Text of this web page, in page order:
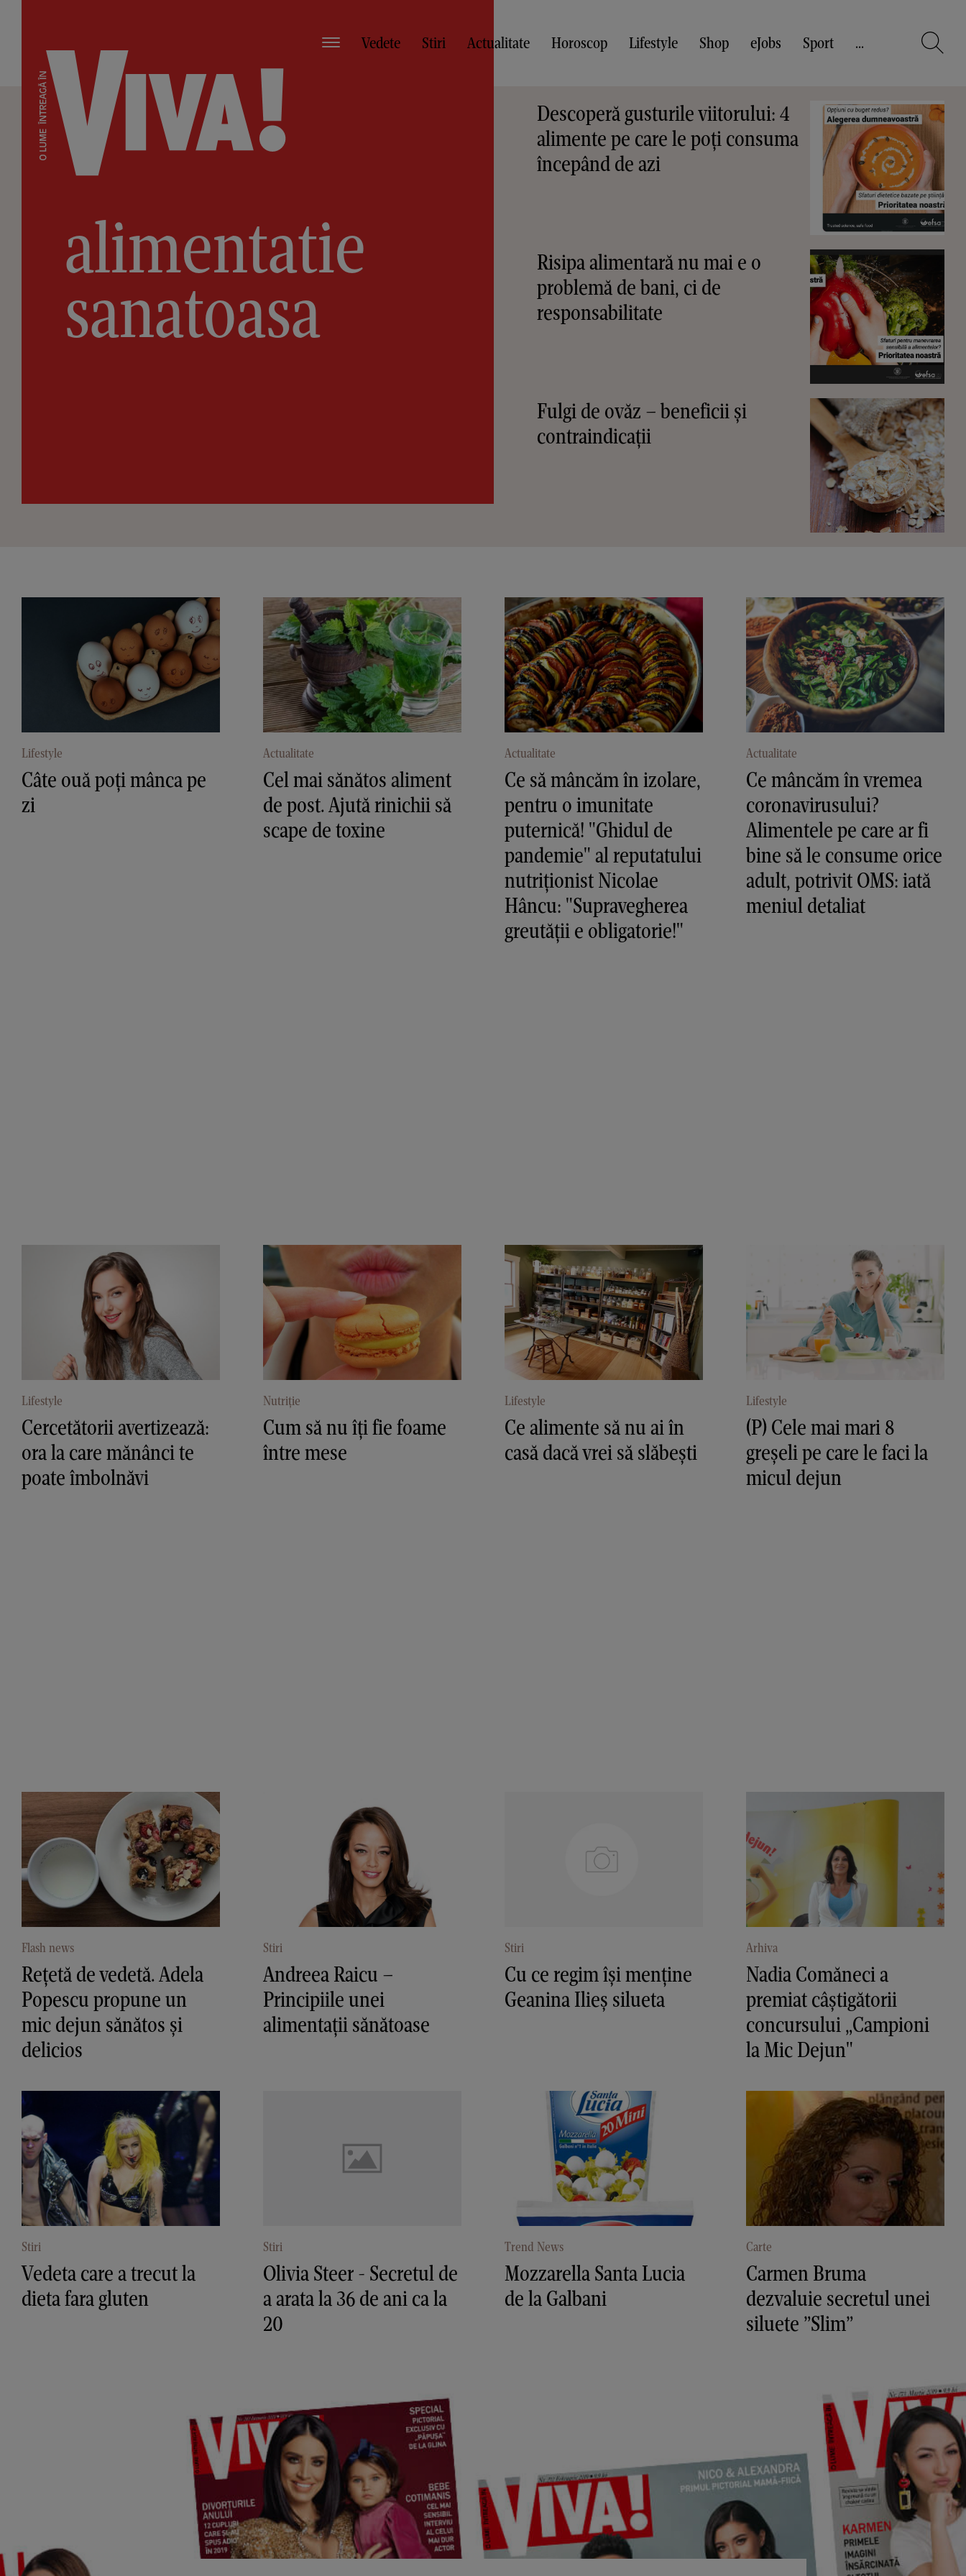
Vedete Stiri Actualitate Horoscop Lifestyle Shop eJobs Sport ...
alimentatie
sanatoasa
Descoperă gusturile viitorului: 4
alimente pe care le poți consuma
începând de azi
Risipa alimentară nu mai e o
problemă de bani, ci de
responsabilitate
Fulgi de ovăz – beneficii și
contraindicații
Lifestyle
Câte ouă poți mânca pe
zi
Actualitate
Cel mai sănătos aliment
de post. Ajută rinichii să
scape de toxine
Actualitate
Ce să mâncăm în izolare,
pentru o imunitate
puternică! "Ghidul de
pandemie" al reputatului
nutriționist Nicolae
Hâncu: "Supravegherea
greutății e obligatorie!"
Actualitate
Ce mâncăm în vremea
coronavirusului?
Alimentele pe care ar fi
bine să le consume orice
adult, potrivit OMS: iată
meniul detaliat
Lifestyle
Cercetătorii avertizează:
ora la care mănânci te
poate îmbolnăvi
Nutriție
Cum să nu îți fie foame
între mese
Lifestyle
Ce alimente să nu ai în
casă dacă vrei să slăbești
Lifestyle
(P) Cele mai mari 8
greșeli pe care le faci la
micul dejun
Flash news
Rețetă de vedetă. Adela
Popescu propune un
mic dejun sănătos și
delicios
Stiri
Andreea Raicu –
Principiile unei
alimentaţii sănătoase
Stiri
Cu ce regim îşi menţine
Geanina Ilieş silueta
Arhiva
Nadia Comăneci a
premiat câştigătorii
concursului „Campioni
la Mic Dejun"
Stiri
Vedeta care a trecut la
dieta fara gluten
Stiri
Olivia Steer - Secretul de
a arata la 36 de ani ca la
20
Trend News
Mozzarella Santa Lucia
de la Galbani
Carte
Carmen Bruma
dezvaluie secretul unei
siluete ”Slim”